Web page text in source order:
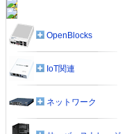
OpenBlocks
IoT関連
ネットワーク